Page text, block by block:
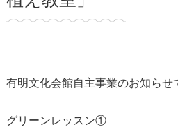
有明文化会館自主事業のお知らせ
グリーンレッスン①